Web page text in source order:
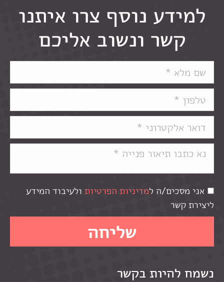
למידע נוסף צרו איתנו
קשר ונשוב אליכם
אני מסכים/ה למדיניות הפרטיות ולעיבוד המידע
ליצירת קשר
נשמח להיות בקשר